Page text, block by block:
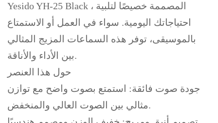
Yesido YH-25 Black ، المصممة خصيصًا لتلبية
احتياجاتك اليومية. سواء في العمل أو الاستمتاع
بالموسيقى، توفر هذه السماعات المزيج المثالي
بين الأداء والأناقة.
جودة صوت فائقة: استمتع بصوت واضح مع توازن
مثالي بين الصوت العالي والمنخفض.